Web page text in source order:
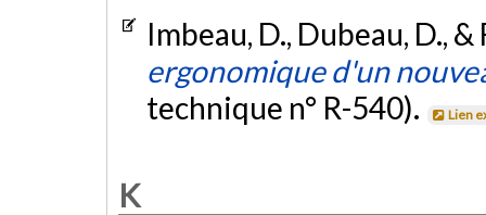
Imbeau, D., Dubeau, D.,
ergonomique d'un
technique n° R-540).
Lien
K